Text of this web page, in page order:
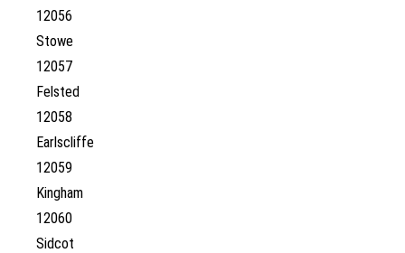
12056
Stowe
12057
Felsted
12058
Earlscliffe
12059
Kingham
12060
Sidcot